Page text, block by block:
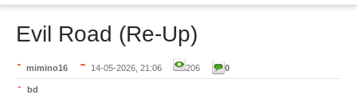
Evil Road (Re-Up)
mimino16 14-05-2026, 21:06 206 0
bd